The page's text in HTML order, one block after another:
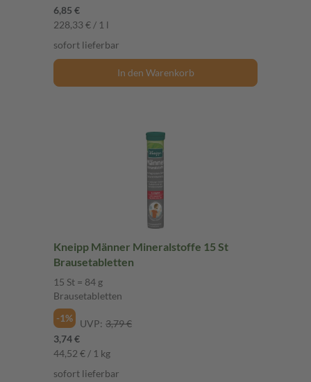
6,85 €
228,33 € / 1 l
sofort lieferbar
In den Warenkorb
Kneipp Männer Mineralstoffe 15 St
Brausetabletten
15 St = 84 g
Brausetabletten
-1%
UVP: 3,79 €
3,74 €
44,52 € / 1 kg
sofort lieferbar